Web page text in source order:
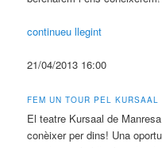
continueu llegint
21/04/2013 16:00
FEM UN TOUR PEL KURSAAL
El teatre Kursaal de
conèixer per dins! Una